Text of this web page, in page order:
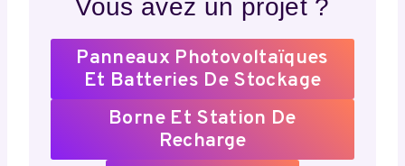
Vous avez un projet ?
Panneaux Photovoltaïques
Et Batteries De Stockage
Borne Et Station De
Recharge